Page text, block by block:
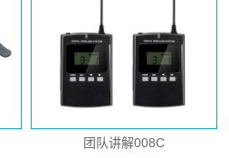
团队讲解008C